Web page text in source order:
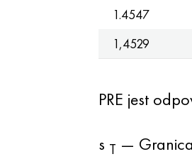
1.4547
1,4529
PRE jest
s T —